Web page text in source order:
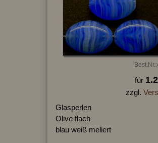
für
zzgl.
Glasperlen
Olive flach
blau weiß meliert